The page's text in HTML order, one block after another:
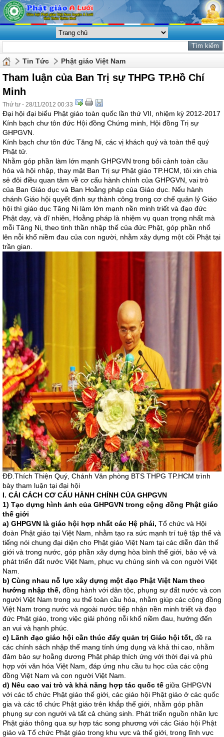
Tin Tức Phật giáo Việt Nam
Tham luận của Ban Trị sự THPG TP.Hồ Chí
Minh
Thứ tư - 28/11/2012 00:33
Đại hội đại biểu Phật giáo toàn quốc lần thứ VII, nhiệm kỳ 2012-2017
Kính bạch chư tôn đức Hội đồng Chứng minh, Hội đồng Trị sự
GHPGVN.
Kính bạch chư tôn đức Tăng Ni, các vị khách quý và toàn thể quý
Phật tử.
Nhằm góp phần làm lớn mạnh GHPGVN trong bối cảnh toàn cầu
hóa và hội nhập, thay mặt Ban Trị sự Phật giáo TP.HCM, tôi xin chia
sẻ đôi điều quan tâm về cơ cấu hành chính của GHPGVN, vai trò
của Ban Giáo dục và Ban Hoằng pháp của Giáo dục. Nếu hành
chánh Giáo hội quyết định sự thành công trong cơ chế quản lý Giáo
hội thì giáo dục Tăng Ni làm lớn mạnh nền minh triết và đạo đức
Phật dạy, và dĩ nhiên, Hoằng pháp là nhiệm vụ quan trọng nhất mà
mỗi Tăng Ni, theo tinh thần nhập thế của đức Phật, góp phần nhổ
lên nỗi khổ niềm đau của con người, nhằm xây dựng một cõi Phật tại
trần gian.
ĐĐ.Thích Thiện Quý, Chánh Văn phòng BTS THPG TP.HCM trình
bày tham luận tại đại hội
I. CẢI CÁCH CƠ CẤU HÀNH CHÍNH CỦA GHPGVN
1) Tạo dựng hình ảnh của GHPGVN trong cộng đồng Phật giáo
thế giới
a) GHPGVN là giáo hội hợp nhất các Hệ phái, Tổ chức và Hội
đoàn Phật giáo tại Việt Nam, nhằm tạo ra sức mạnh trí tuệ tập thể và
tiếng nói chung đại diện cho Phật giáo Việt Nam tại các diễn đàn thế
giới và trong nước, góp phần xây dựng hòa bình thế giới, bảo vệ và
phát triển đất nước Việt Nam, phục vụ chúng sinh và con người Việt
Nam.
b) Cùng nhau nỗ lực xây dựng một đạo Phật Việt Nam theo
hướng nhập thế, đồng hành với dân tộc, phụng sự đất nước và con
người Việt Nam trong xu thế toàn cầu hóa, nhằm giúp các cộng đồng
Việt Nam trong nước và ngoài nước tiếp nhận nền minh triết và đạo
đức Phật giáo, trong việc giải phóng nỗi khổ niềm đau, hướng đến
an vui và hạnh phúc.
c) Lãnh đạo giáo hội cần thúc đẩy quản trị Giáo hội tốt, đề ra
các chính sách nhập thế mang tính ứng dụng và khả thi cao, nhằm
đảm bảo sự hoằng dương Phật pháp thích ứng với thời đại và phù
hợp với văn hóa Việt Nam, đáp ứng nhu cầu tu học của các cộng
đồng Việt Nam và con người Việt Nam.
d) Nêu cao vai trò và khả năng hợp tác quốc tế giữa GHPGVN
với các tổ chức Phật giáo thế giới, các giáo hội Phật giáo ở các quốc
gia và các tổ chức Phật giáo trên khắp thế giới, nhằm góp phần
phụng sự con người và tất cả chúng sinh. Phát triển nguồn nhân lực
Phật giáo thông qua sự hợp tác song phương với các Giáo hội Phật
giáo và Tổ chức Phật giáo trong khu vực và thế giới, trong lĩnh vực